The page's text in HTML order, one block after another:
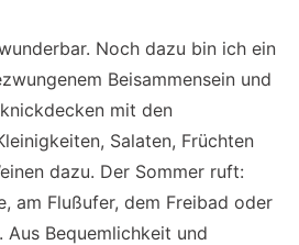
Noch dazu bin ich ein
Beisammensein und
mit den
Salaten, Früchten
dazu. Der Sommer ruft:
am Flußufer, dem Freibad oder
Aus Bequemlichkeit und